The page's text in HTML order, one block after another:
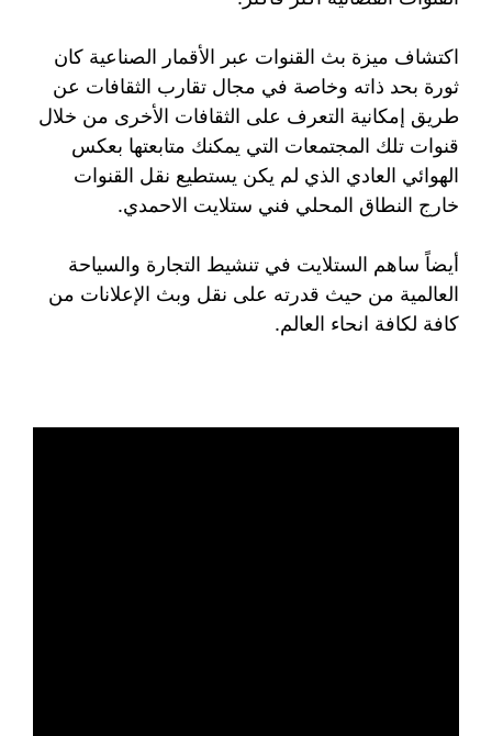
اكتشاف ميزة بث القنوات عبر الأقمار الصناعية كان
ثورة بحد ذاته وخاصة في مجال تقارب الثقافات عن
طريق إمكانية التعرف على الثقافات الأخرى من خلال
قنوات تلك المجتمعات التي يمكنك متابعتها بعكس
الهوائي العادي الذي لم يكن يستطيع نقل القنوات
خارج النطاق المحلي فني ستلايت الاحمدي.
أيضاً ساهم الستلايت في تنشيط التجارة والسياحة
العالمية من حيث قدرته على نقل وبث الإعلانات من
كافة لكافة انحاء العالم.